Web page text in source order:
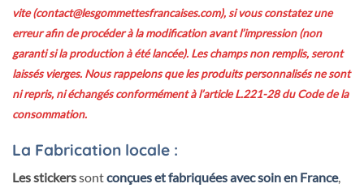
vite (contact@lesgommettesfrancaises.com), si vous constatez une
erreur afin de procéder à la modificationavant l’impression (non
garanti si la production à été lancée). Les champs non remplis, seront
laissés vierges. Nousrappelonsque les produits personnalisés ne sont
ni repris, ni échangés conformément à l’article L.221-28 du Code de la
consommation.
La Fabrication locale :
Les stickerssontconçues et fabriquées avec soin en France,